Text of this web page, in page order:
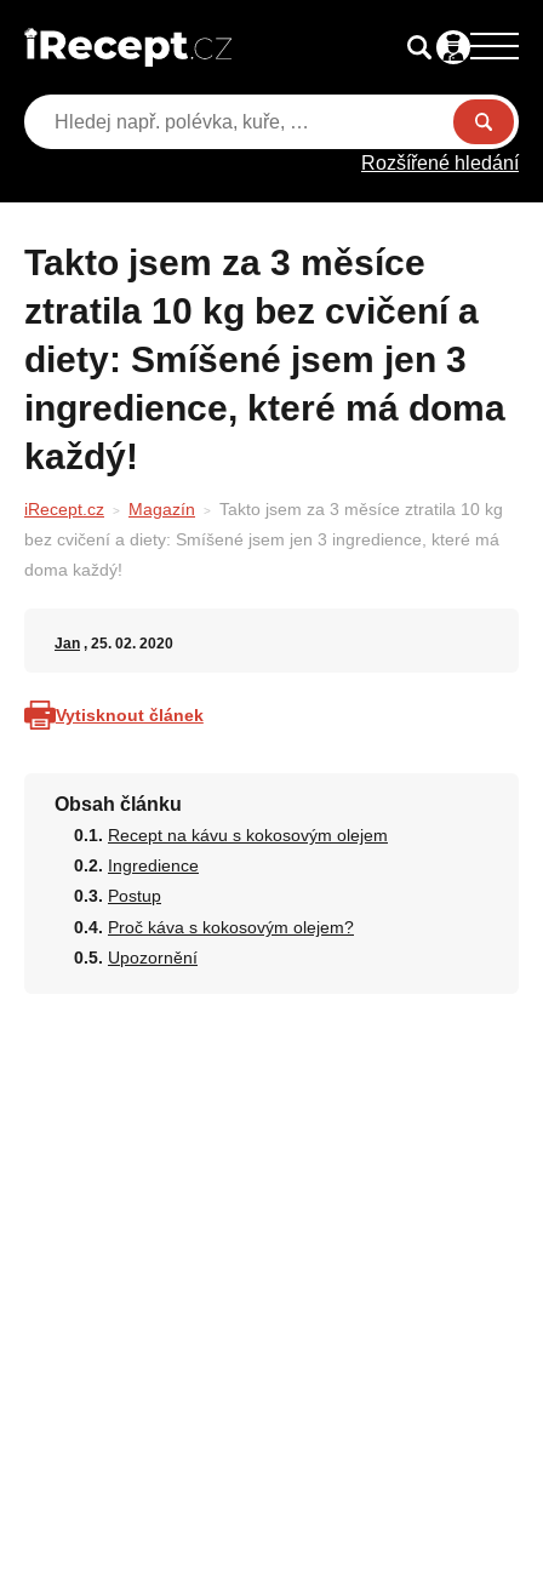
Rozšířené hledání
Takto jsem za 3 měsíce
ztratila 10 kg bez cvičení a
diety: Smíšené jsem jen 3
ingredience, které má doma
každý!
iRecept.cz Magazín
Takto jsem za 3 měsíce ztratila 10 kg
bez cvičení a diety: Smíšené jsem jen 3 ingredience, které má
doma každý!
Jan , 25. 02. 2020
Vytisknout článek
Obsah článku
Recept na kávu s kokosovým olejem
Ingredience
Postup
Proč káva s kokosovým olejem?
Upozornění